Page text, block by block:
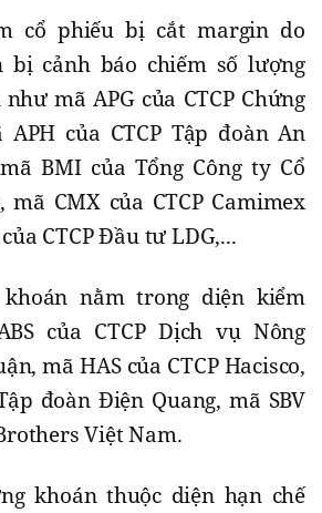
cổ phiếu bị cắt margin do
bị cảnh báo chiếm số lượng
mã APG của CTCP Chứng
APH của CTCP Tập đoàn An
BMI của Tổng Công ty Cổ
CMX của CTCP Camimex
CTCP Đầu tư LDG,...
khoán nằm trong diện kiểm
của CTCP Dịch vụ Nông
mã HAS của CTCP Hacisco,
đoàn Điện Quang, mã SBV
Việt Nam.
khoán thuộc diện hạn chế